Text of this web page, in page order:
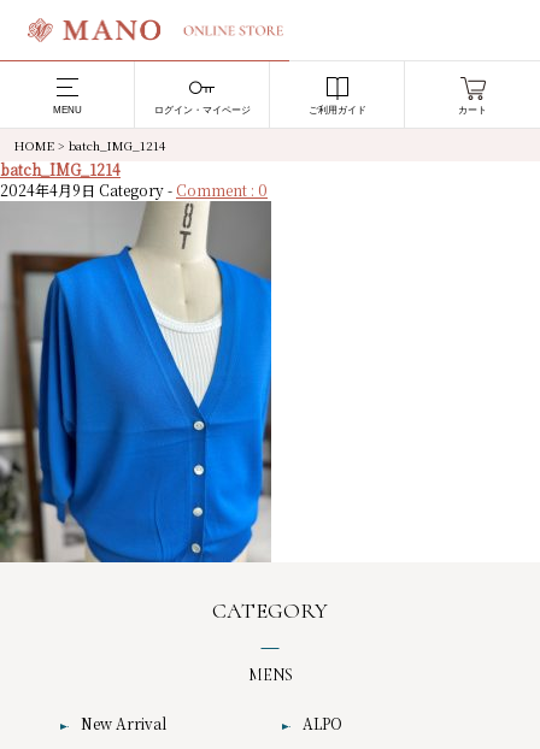
MENU ログイン・マイページ ご利用ガイド カート
HOME > batch_IMG_1214
batch_IMG_1214
2024年4月9日 Category - Comment : 0
CATEGORY
MENS
New Arrival
ALPO